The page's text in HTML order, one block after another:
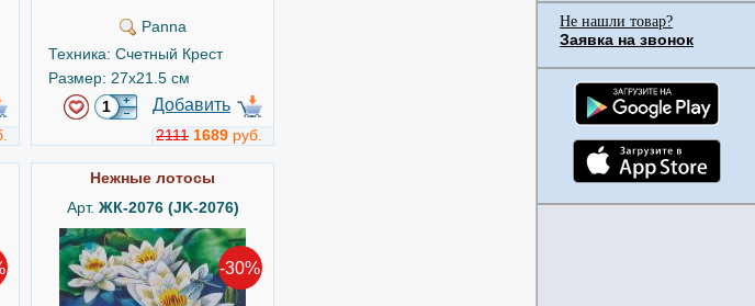
Panna
Техника: Счетный Крест
Размер: 27x21.5 см
Добавить
2111 1689 руб.
Нежные лотосы
Арт. ЖК-2076 (JK-2076)
-30%
Не нашли товар?
Заявка на звонок